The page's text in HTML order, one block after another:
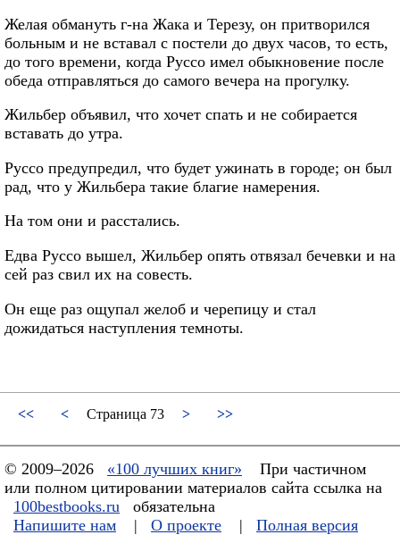
Желая обмануть г-на Жака и Терезу, он притворился
больным и не вставал с постели до двух часов, то есть,
до того времени, когда Руссо имел обыкновение после
обеда отправляться до самого вечера на прогулку.
Жильбер объявил, что хочет спать и не собирается
вставать до утра.
Руссо предупредил, что будет ужинать в городе; он был
рад, что у Жильбера такие благие намерения.
На том они и расстались.
Едва Руссо вышел, Жильбер опять отвязал бечевки и на
сей раз свил их на совесть.
Он еще раз ощупал желоб и черепицу и стал
дожидаться наступления темноты.
<< < Страница 73 > >>
© 2009–2026 «100 лучших книг»
При частичном
или полном цитировании материалов сайта ссылка на
100bestbooks.ru
обязательна
Напишите нам
| О проекте | Полная версия